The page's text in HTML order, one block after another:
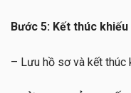
Bước 5: Kết thúc khiếu
– Lưu hồ sơ và kết thúc